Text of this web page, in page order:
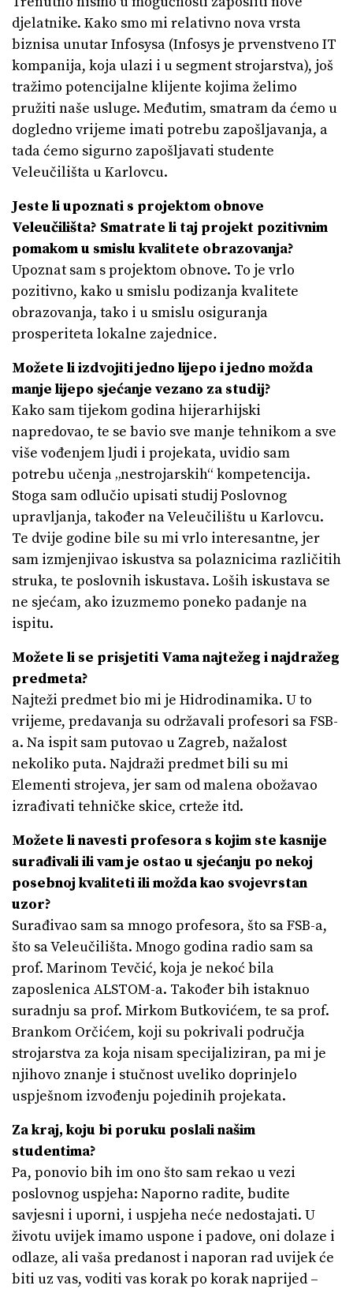
djelatnike. Kako smo mi relativno nova vrsta
biznisa unutar Infosysa (Infosys je prvenstveno IT
kompanija, koja ulazi i u segment strojarstva), još
tražimo potencijalne klijente kojima želimo
pružiti naše usluge. Međutim, smatram da ćemo u
dogledno vrijeme imati potrebu zapošljavanja, a
tada ćemo sigurno zapošljavati studente
Veleučilišta u Karlovcu.
Jeste li upoznati s projektom obnove
Veleučilišta? Smatrate li taj projekt pozitivnim
pomakom u smislu kvalitete obrazovanja?
Upoznat sam s projektom obnove. To je vrlo
pozitivno, kako u smislu podizanja kvalitete
obrazovanja, tako i u smislu osiguranja
prosperiteta lokalne zajednice.
Možete li izdvojiti jedno lijepo i jedno možda
manje lijepo sjećanje vezano za studij?
Kako sam tijekom godina hijerarhijski
napredovao, te se bavio sve manje tehnikom a sve
više vođenjem ljudi i projekata, uvidio sam
potrebu učenja „nestrojarskih“ kompetencija.
Stoga sam odlučio upisati studij Poslovnog
upravljanja, također na Veleučilištu u Karlovcu.
Te dvije godine bile su mi vrlo interesantne, jer
sam izmjenjivao iskustva sa polaznicima različitih
struka, te poslovnih iskustava. Loših iskustava se
ne sjećam, ako izuzmemo poneko padanje na
ispitu.
Možete li se prisjetiti Vama najtežeg i najdražeg
predmeta?
Najteži predmet bio mi je Hidrodinamika. U to
vrijeme, predavanja su održavali profesori sa FSB-
a. Na ispit sam putovao u Zagreb, nažalost
nekoliko puta. Najdraži predmet bili su mi
Elementi strojeva, jer sam od malena obožavao
izrađivati tehničke skice, crteže itd.
Možete li navesti profesora s kojim ste kasnije
surađivali ili vam je ostao u sjećanju po nekoj
posebnoj kvaliteti ili možda kao svojevrstan
uzor?
Surađivao sam sa mnogo profesora, što sa FSB-a,
što sa Veleučilišta. Mnogo godina radio sam sa
prof. Marinom Tevčić, koja je nekoć bila
zaposlenica ALSTOM-a. Također bih istaknuo
suradnju sa prof. Mirkom Butkovićem, te sa prof.
Brankom Orčićem, koji su pokrivali područja
strojarstva za koja nisam specijaliziran, pa mi je
njihovo znanje i stučnost uveliko doprinjelo
uspješnom izvođenju pojedinih projekata.
Za kraj, koju bi poruku poslali našim
studentima?
Pa, ponovio bih im ono što sam rekao u vezi
poslovnog uspjeha: Naporno radite, budite
savjesni i uporni, i uspjeha neće nedostajati. U
životu uvijek imamo uspone i padove, oni dolaze i
odlaze, ali vaša predanost i naporan rad uvijek će
biti uz vas, voditi vas korak po korak naprijed –